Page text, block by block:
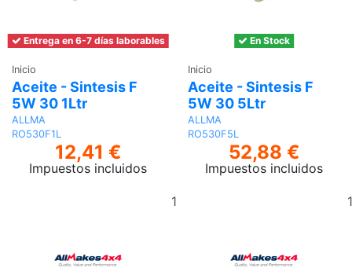
Entrega en 6-7 días laborables
Inicio
Aceite - Sintesis F
5W 30 1Ltr
ALLMA
RO530F1L
12,41 €
Impuestos incluidos
En Stock
Inicio
Aceite - Sintesis F
5W 30 5Ltr
ALLMA
RO530F5L
52,88 €
Impuestos incluidos